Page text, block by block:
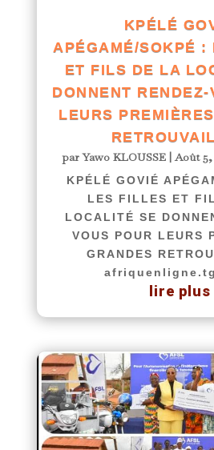
KPÉLÉ
APÉGAMÉ/SOKPÉ :
ET FILS DE LA
DONNENT RENDEZ-
LEURS
parYawo KLOUSSE|Août 5,
KPÉLÉ GOVIÉ
LES FILLES ET
LOCALITÉ SE
VOUS POUR LEURS
GRANDES
lire plus